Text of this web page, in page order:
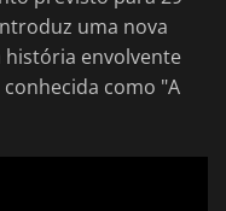
uma nova
história envolvente
como "A